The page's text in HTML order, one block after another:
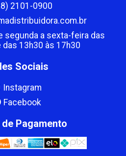
2101-0900
segunda a sexta-feira das
das 13h30 às 17h30
Sociais
Instagram
Facebook
Pagamento